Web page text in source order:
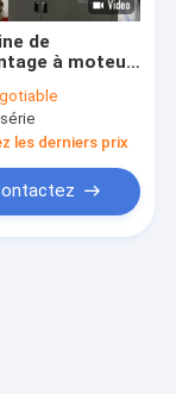
de
à moteur
à
de découpe
les derniers prix